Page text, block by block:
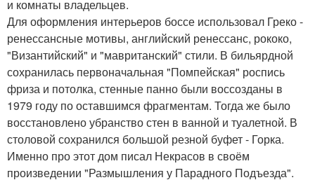
и комнаты владельцев.
Для оформления интерьеров боссе использовал Греко -
ренессансные мотивы, английский ренессанс, рококо,
"Византийский" и "мавританский" стили. В бильярдной
сохранилась первоначальная "Помпейская" роспись
фриза и потолка, стенные панно были воссозданы в
1979 году по оставшимся фрагментам. Тогда же было
восстановлено убранство стен в ванной и туалетной. В
столовой сохранился большой резной буфет - Горка.
Именно про этот дом писал Некрасов в своём
произведении "Размышления у Парадного Подъезда".